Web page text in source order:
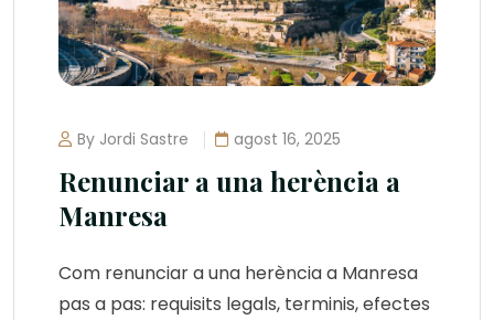
By Jordi Sastre agost 16, 2025
Renunciar a una herència a
Manresa
Com renunciar a una herència a Manresa
pas a pas: requisits legals, terminis, efectes